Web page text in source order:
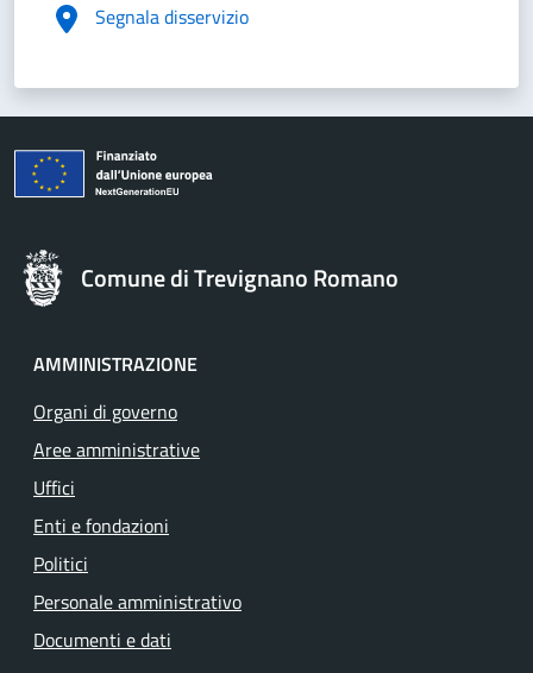
Segnala disservizio
Comune di Trevignano Romano
AMMINISTRAZIONE
Organi di governo
Aree amministrative
Uffici
Enti e fondazioni
Politici
Personale amministrativo
Documenti e dati